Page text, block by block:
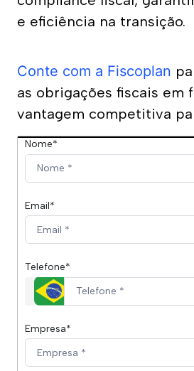
Clínicas Médicas
Equiparação Hospitalar - IRPJ/
Revisão da Base de INSS
FAP - Fator Acidentário de
Assessoria Tributária
Assessoria Contábil
e eficiência na transição.
Conte com a Fiscoplan
as obrigações fiscais em
vantagem competitiva
Nome*
Email*
Telefone*
Empresa*